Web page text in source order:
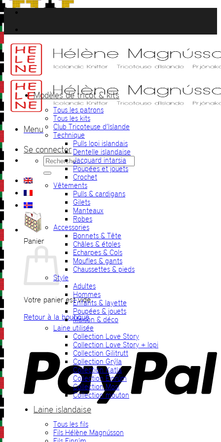
Passer
au
contenu
Menu
Se connecter
Recherche
pour :
Panier
Votre panier est vide.
Retour à la boutique
Modèles de tricot & kits
Tous les patrons
Tous les kits
Club Tricoteuse d’Islande
Technique
Pulls lopi islandais
Dentelle islandaise
Jacquard intarsia
Poupées et jouets
Crochet
Vêtements
Pulls & cardigans
Gilets
Manteaux
Robes
Accessories
Bonnets & Tête
Châles & étoles
Echarpes & Cols
Moufles & gants
Chaussettes & pieds
Style
Adultes
Hommes
Enfants & layette
Poupées & jouets
Maison & déco
Laine utilisée
Collection Love Story
Collection Love Story + lopi
Collection Gilitrutt
Collection Grýla
Collection Katla
Collection Einrúm
Collection Mosi
Collection mouton
Laine islandaise
Tous les fils
Fils Hélène Magnússon